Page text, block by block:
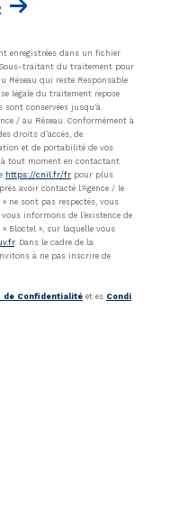
enregistrées dans un fichier
traitant du traitement pour
Réseau qui reste Responsable
légale du traitement repose
sont conservées jusqu'à
/ au Réseau. Conformément à
droits d’accès, de
et de portabilité de vos
à tout moment en contactant
https://cnil.fr/fr pour plus
avoir contacté l'Agence / le
ne sont pas respectés, vous
informons de l’existence de
Bloctel », sur laquelle vous
. Dans le cadre de la
à ne pas inscrire de
de Confidentialité et es Condi